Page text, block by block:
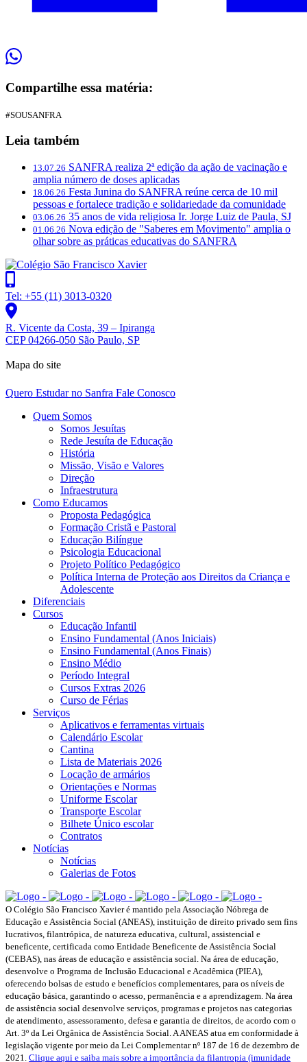
Compartilhe essa matéria:
#SOUSANFRA
Leia também
13.07.26 SANFRA realiza 2ª edição da ação de vacinação e
amplia número de doses aplicadas
18.06.26 Festa Junina do SANFRA reúne cerca de 10 mil
pessoas e fortalece tradição e solidariedade da comunidade
03.06.26 35 anos de vida religiosa Ir. Jorge Luiz de Paula, SJ
01.06.26 Nova edição de "Saberes em Movimento" amplia o
olhar sobre as práticas educativas do SANFRA
Tel: +55 (11) 3013-0320
R. Vicente da Costa, 39 – Ipiranga
CEP 04266-050 São Paulo, SP
Mapa do site
Quero Estudar no Sanfra Fale Conosco
Quem Somos
Somos Jesuítas
Rede Jesuíta de Educação
História
Missão, Visão e Valores
Direção
Infraestrutura
Como Educamos
Proposta Pedagógica
Formação Cristã e Pastoral
Educação Bilíngue
Psicologia Educacional
Projeto Político Pedagógico
Política Interna de Proteção aos Direitos da Criança e
Adolescente
Diferenciais
Cursos
Educação Infantil
Ensino Fundamental (Anos Iniciais)
Ensino Fundamental (Anos Finais)
Ensino Médio
Período Integral
Cursos Extras 2026
Curso de Férias
Serviços
Aplicativos e ferramentas virtuais
Calendário Escolar
Cantina
Lista de Materiais 2026
Locação de armários
Orientações e Normas
Uniforme Escolar
Transporte Escolar
Bilhete Único escolar
Contratos
Notícias
Notícias
Galerias de Fotos
O Colégio São Francisco Xavier é mantido pela Associação Nóbrega de
Educação e Assistência Social (ANEAS), instituição de direito privado sem fins
lucrativos, filantrópica, de natureza educativa, cultural, assistencial e
beneficente, certificada como Entidade Beneficente de Assistência Social
(CEBAS), nas áreas de educação e assistência social. Na área de educação,
desenvolve o Programa de Inclusão Educacional e Acadêmica (PIEA),
oferecendo bolsas de estudo e benefícios complementares, para os níveis de
educação básica, garantindo o acesso, permanência e a aprendizagem. Na área
de assistência social desenvolve serviços, programas e projetos nas categorias
de atendimento, assessoramento, defesa e garantia de direitos, de acordo com o
Art. 3º da Lei Orgânica de Assistência Social. A ANEAS atua em conformidade à
legislação vigente por meio da Lei Complementar nº 187 de 16 de dezembro de
2021. Clique aqui e saiba mais sobre a importância da filantropia (imunidade